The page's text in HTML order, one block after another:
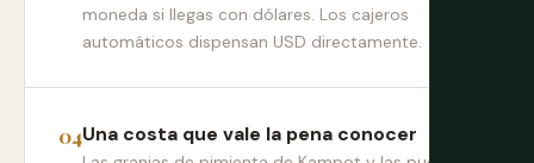
moneda si llegas con dólares. Los cajeros
automáticos dispensan USD directamente.
Una costa que vale la pena conocer